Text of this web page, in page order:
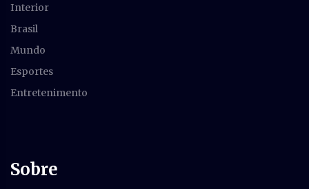
Interior
Brasil
Mundo
Esportes
Entretenimento
Sobre